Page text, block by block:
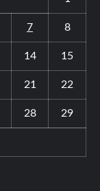
7 8
14 15
21 22
28 29